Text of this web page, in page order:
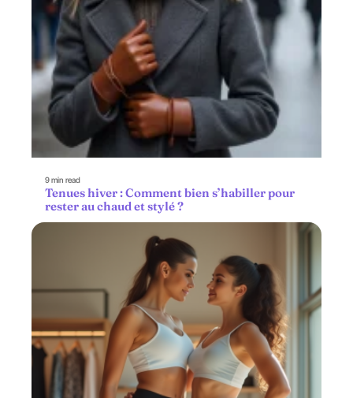
9 min read
Tenues hiver : Comment bien s’habiller pour
rester au chaud et stylé ?